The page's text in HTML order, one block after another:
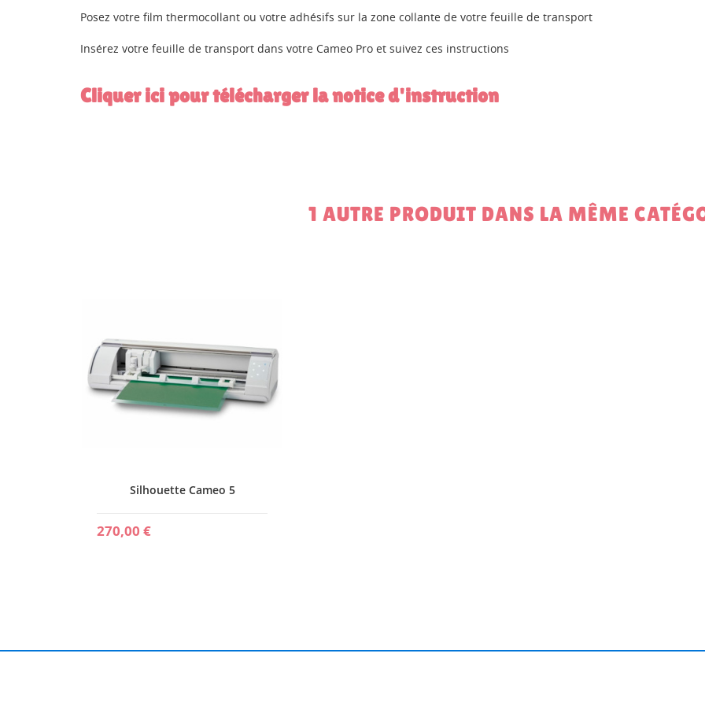
Posez votre film thermocollant ou votre adhésifs sur la zone collante de votre feuille de transport
Insérez votre feuille de transport dans votre Cameo Pro et suivez ces instructions
Cliquer ici pour télécharger la notice d'instruction
1 AUTRE PRODUIT DANS LA MÊME
Silhouette Cameo 5
270,00 €